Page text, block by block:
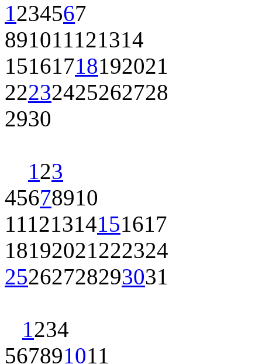
1234567
891011121314
15161718192021
22232425262728
2930
123
45678910
11121314151617
18192021222324
25262728293031
1234
567891011